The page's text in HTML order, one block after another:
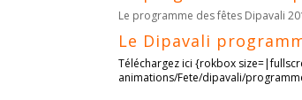
Le programme des fêtes Dipavali
Le Dipavali
Téléchargez ici {rokbox
animations/Fete/dipavali/